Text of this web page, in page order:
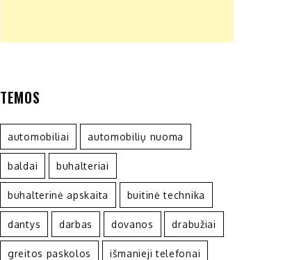
TEMOS
automobiliai automobilių nuoma
baldai buhalteriai
buhalterinė apskaita buitinė technika
dantys darbas dovanos drabužiai
greitos paskolos išmanieji telefonai